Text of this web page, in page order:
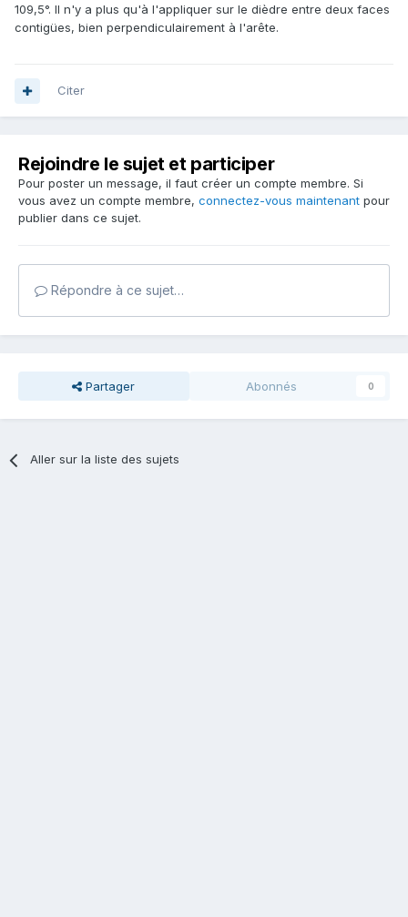
109,5°. Il n'y a plus qu'à l'appliquer sur le dièdre entre deux faces
contigües, bien perpendiculairement à l'arête.
Citer
Rejoindre le sujet et participer
Pour poster un message, il faut créer un compte membre. Si
vous avez un compte membre, connectez-vous maintenant pour
publier dans ce sujet.
Répondre à ce sujet…
Partager Abonnés 0
Aller sur la liste des sujets